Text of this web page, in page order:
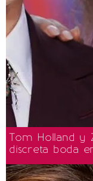
Tom Holland y
discreta boda